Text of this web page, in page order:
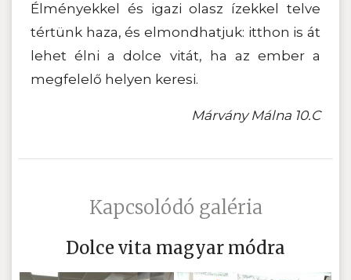
Élményekkel és igazi olasz ízekkel telve
tértünk haza, és elmondhatjuk: itthon is át
lehet élni a dolce vitát, ha az ember a
megfelelő helyen keresi.
Márvány Málna 10.C
Kapcsolódó galéria
Dolce vita magyar módra